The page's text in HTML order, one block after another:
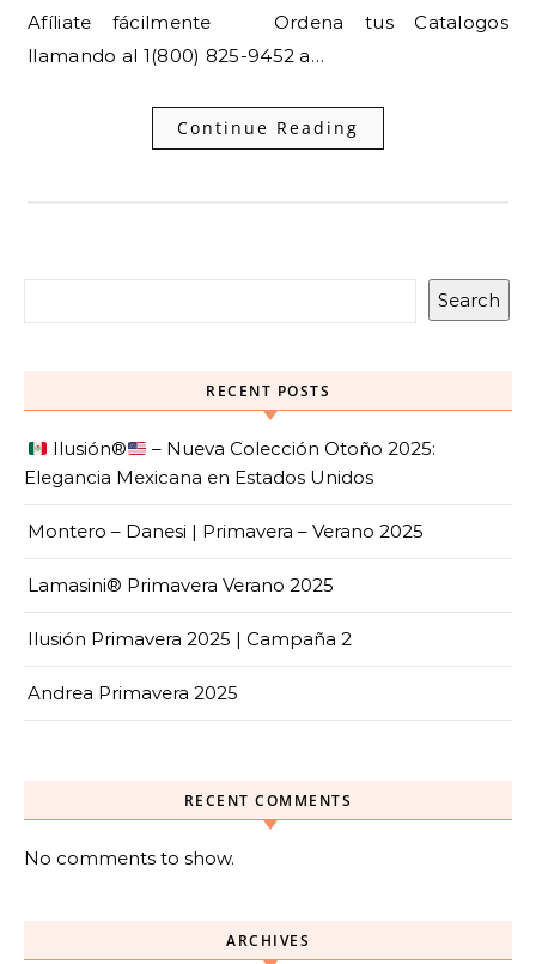
Afíliate fácilmente Ordena tus Catalogos
llamando al 1(800) 825-9452 a…
Continue Reading
Search
RECENT POSTS
Ilusión®️
– Nueva Colección Otoño 2025:
Elegancia Mexicana en Estados Unidos
Montero – Danesi | Primavera – Verano 2025
Lamasini® Primavera Verano 2025
Ilusión Primavera 2025 | Campaña 2
Andrea Primavera 2025
RECENT COMMENTS
No comments to show.
ARCHIVES